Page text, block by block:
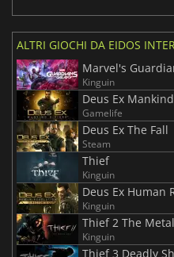
ALTRI GIOCHI DA EIDOS
Marvel's
Kinguin
Deus Ex
Gamelife
Deus Ex The Fall
Steam
Thief
Kinguin
Deus Ex Human
Kinguin
Thief 2 The
Kinguin
Thief 3 Deadly